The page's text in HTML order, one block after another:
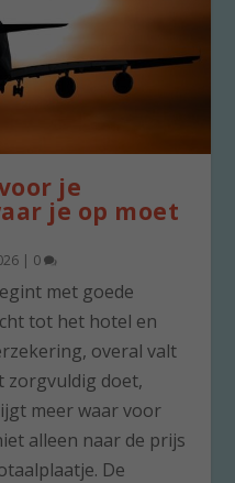
je
je op moet
| 0
met goede
tot het hotel en
overal valt
zorgvuldig doet,
meer waar voor
alleen naar de prijs
De